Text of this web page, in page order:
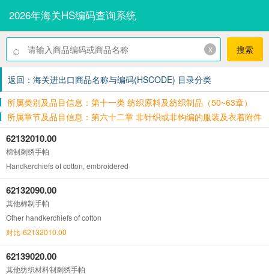
2026年海关HS编码查询系统
⌕ x 搜索
返回：海关进出口商品名称与编码(HSCODE) 目录分类
所属类别及品目信息：第十一类 纺织原料及纺织制品（50~63章）
所属章节及品目信息：第六十二章 非针织或非钩编的服装及衣着附件
62132010.00
棉制刺绣手帕
Handkerchiefs of cotton, embroidered
62132090.00
其他棉制手帕
Other handkerchiefs of cotton
对比-62132010.00
62139020.00
其他纺织材料制刺绣手帕